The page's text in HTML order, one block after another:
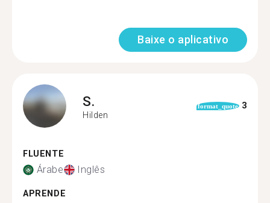
Baixe o aplicativo
S.
Hilden
format_quote 3
FLUENTE
Árabe Inglês
APRENDE